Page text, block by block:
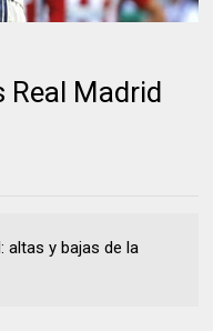
Real Madrid
altas y bajas de la